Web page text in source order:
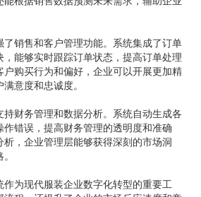
了销售和客户管理功能。系统集成了订单
能够实时跟踪订单状态，提高订单处理
购买行为和偏好，企业可以开展更加精
意度和忠诚度。
财务管理和数据分析。系统自动生成各
错误，提高财务管理的透明度和准确
，企业管理层能够获得深刻的市场洞
为现代服装企业数字化转型的重要工